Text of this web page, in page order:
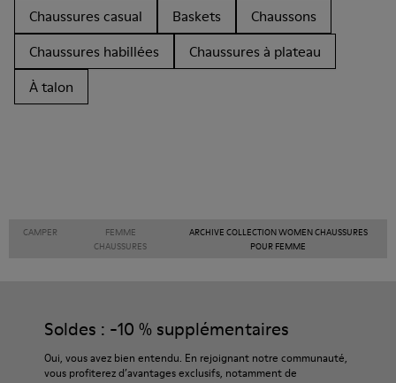
Chaussures casual
Baskets
Chaussons
Chaussures habillées
Chaussures à plateau
À talon
CAMPER
FEMME
CHAUSSURES
ARCHIVE COLLECTION WOMEN CHAUSSURES
POUR FEMME
Soldes : -10 % supplémentaires
Oui, vous avez bien entendu. En rejoignant notre communauté,
vous profiterez d’avantages exclusifs, notamment de